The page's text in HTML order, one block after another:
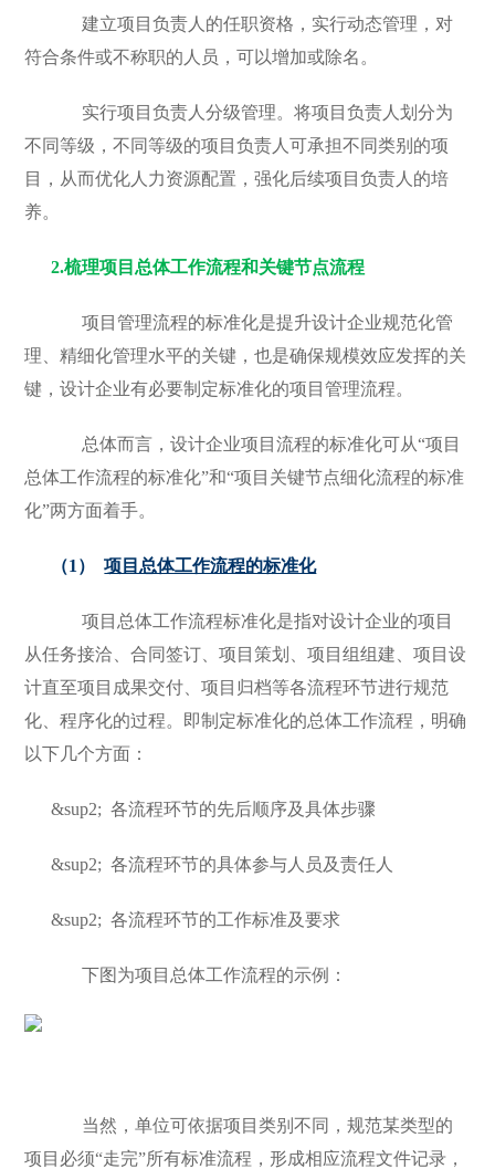
建立项目负责人的任职资格，实行动态管理，对
符合条件或不称职的人员，可以增加或除名。
实行项目负责人分级管理。将项目负责人划分为
不同等级，不同等级的项目负责人可承担不同类别的项
目，从而优化人力资源配置，强化后续项目负责人的培
养。
2.梳理项目总体工作流程和关键节点流程
项目管理流程的标准化是提升设计企业规范化管
理、精细化管理水平的关键，也是确保规模效应发挥的关
键，设计企业有必要制定标准化的项目管理流程。
总体而言，设计企业项目流程的标准化可从“项目
总体工作流程的标准化”和“项目关键节点细化流程的标准
化”两方面着手。
（1）项目总体工作流程的标准化
项目总体工作流程标准化是指对设计企业的项目
从任务接洽、合同签订、项目策划、项目组组建、项目设
计直至项目成果交付、项目归档等各流程环节进行规范
化、程序化的过程。即制定标准化的总体工作流程，明确
以下几个方面：
&sup2;各流程环节的先后顺序及具体步骤
&sup2;各流程环节的具体参与人员及责任人
&sup2;各流程环节的工作标准及要求
下图为项目总体工作流程的示例：
当然，单位可依据项目类别不同，规范某类型的
项目必须“走完”所有标准流程，形成相应流程文件记录，